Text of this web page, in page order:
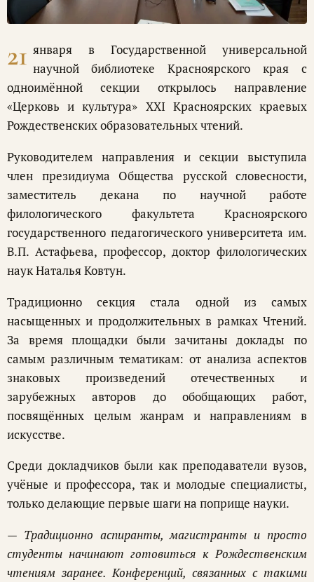
21 января в Государственной универсальной
научной библиотеке Красноярского края с
одноимённой секции открылось направление
«Церковь и культура» XXI Красноярских краевых
Рождественских образовательных чтений.
Руководителем направления и секции выступила
член президиума Общества русской словесности,
заместитель декана по научной работе
филологического факультета Красноярского
государственного педагогического университета им.
В.П. Астафьева, профессор, доктор филологических
наук Наталья Ковтун.
Традиционно секция стала одной из самых
насыщенных и продолжительных в рамках Чтений.
За время площадки были зачитаны доклады по
самым различным тематикам: от анализа аспектов
знаковых произведений отечественных и
зарубежных авторов до обобщающих работ,
посвящённых целым жанрам и направлениям в
искусстве.
Среди докладчиков были как преподаватели вузов,
учёные и профессора, так и молодые специалисты,
только делающие первые шаги на поприще науки.
— Традиционно аспиранты, магистранты и просто
студенты начинают готовиться к Рождественским
чтениям заранее. Конференций, связанных с такими